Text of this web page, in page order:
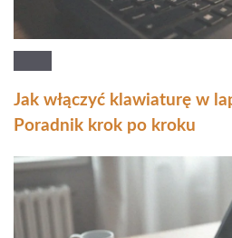
Jak włączyć klawiaturę w
Poradnik krok po kroku